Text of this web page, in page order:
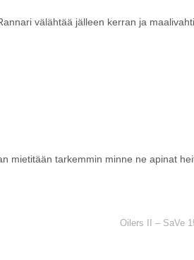
välähtää jälleen kerran ja
mietitään tarkemmin minne ne apinat
Oilers II – SaVe